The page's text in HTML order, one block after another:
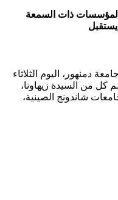
ذات السمعة
يستقبل
دمنهور، اليوم الثلاثاء
ضم كل من السيدة زيهاونا،
شاندونج الصينية،